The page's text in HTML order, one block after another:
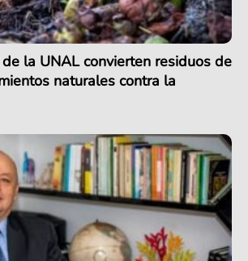
la UNAL convierten residuos de
naturales contra la